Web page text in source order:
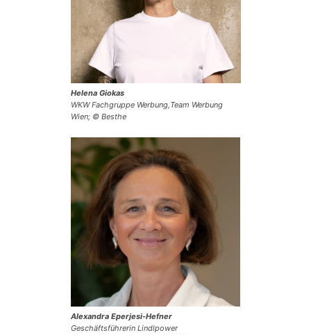
Helena Giokas
WKW Fachgruppe Werbung,Team Werbung
Wien; © Besthe
Alexandra Eperjesi-Hefner
Geschäftsführerin Lindlpower